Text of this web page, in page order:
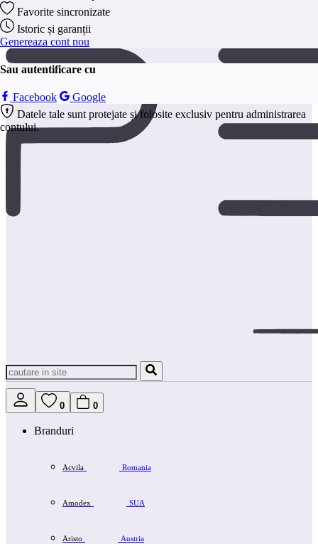
Salveaza
0 0
Branduri
Acvila Romania
Amodex SUA
Aristo Austria
Favorite sincronizate
Istoric și garanții
Genereaza cont nou
Sau autentificare cu
Facebook
Google
Datele tale sunt protejate și folosite exclusiv pentru administrarea
contului.